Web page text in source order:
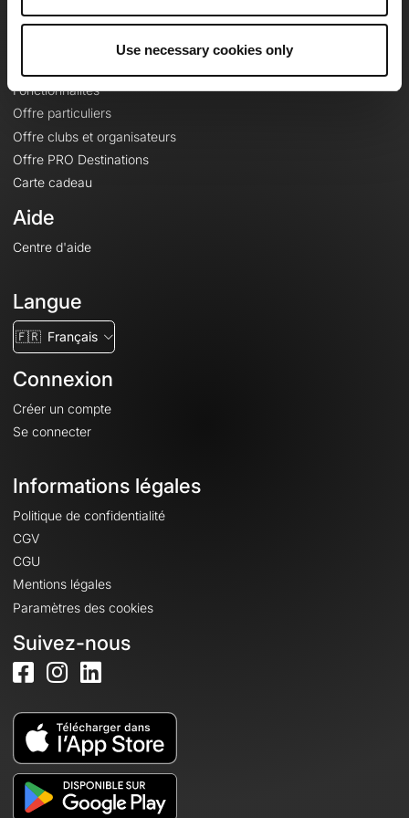
Use necessary cookies only
Fonctionnalités
Offre particuliers
Offre clubs et organisateurs
Offre PRO Destinations
Carte cadeau
Aide
Centre d'aide
Langue
🇫🇷 Français
Connexion
Créer un compte
Se connecter
Informations légales
Politique de confidentialité
CGV
CGU
Mentions légales
Paramètres des cookies
Suivez-nous